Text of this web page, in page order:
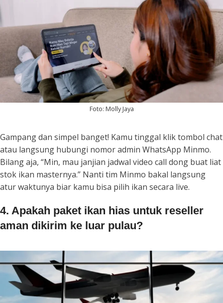
Foto: Molly Jaya
Gampang dan simpel banget! Kamu tinggal klik tombol chat
atau langsung hubungi nomor admin WhatsApp Minmo.
Bilang aja, “Min, mau janjian jadwal video call dong buat liat
stok ikan masternya.” Nanti tim Minmo bakal langsung
atur waktunya biar kamu bisa pilih ikan secara live.
4. Apakah paket ikan hias untuk reseller
aman dikirim ke luar pulau?